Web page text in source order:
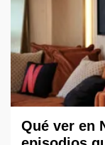
Qué ver en